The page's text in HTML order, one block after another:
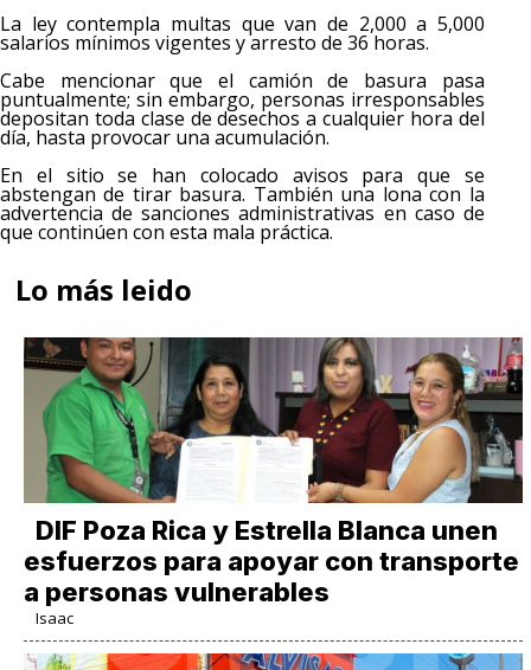
La ley contempla multas que van de 2,000 a 5,000
salarios mínimos vigentes y arresto de 36 horas.
Cabe mencionar que el camión de basura pasa
puntualmente; sin embargo, personas irresponsables
depositan toda clase de desechos a cualquier hora del
día, hasta provocar una acumulación.
En el sitio se han colocado avisos para que se
abstengan de tirar basura. También una lona con la
advertencia de sanciones administrativas en caso de
que continúen con esta mala práctica.
Lo más leido
DIF Poza Rica y Estrella Blanca unen
esfuerzos para apoyar con transporte
a personas vulnerables
Isaac